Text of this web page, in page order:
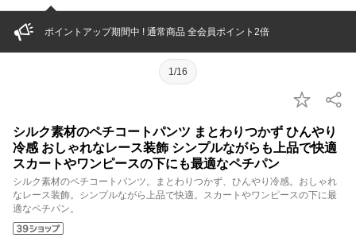
ポイントアップ期間中 ! 通常商品 全会員ポイント2倍
1/16
シルク素材のペチコートパンツ まとわりつかず ひんやり
冷感 おしゃれなレース装飾 シンプルながらも上品で快適
スカートやワンピースの下にも最適なペチパン
シルク素材のペチコートパンツ。まとわりつかず、ひんやり冷感。おしゃれ
なレース装飾。シンプルながら上品で快適。スカートやワンピースの下に最
適なペチパン。